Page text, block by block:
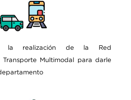
la realización de la Red
Multimodal para darle